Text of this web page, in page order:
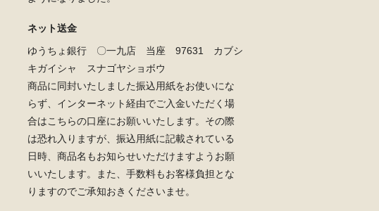
ネット送金
ゆうちょ銀行 〇一九店 当座 97631 カブシ
キガイシャ スナゴヤショボウ
商品に同封いたしました振込用紙をお使いにな
らず、インターネット経由でご入金いただく場
合はこちらの口座にお願いいたします。その際
は恐れ入りますが、振込用紙に記載されている
日時、商品名もお知らせいただけますようお願
いいたします。また、手数料もお客様負担とな
りますのでご承知おきくださいませ。